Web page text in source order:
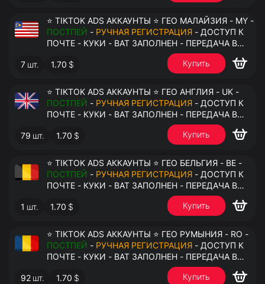
⭐ TIKTOK ADS АККАУНТЫ ⭐ ГЕО МАЛАЙЗИЯ - MY -
ПОСТПЕЙ - РУЧНАЯ РЕГИСТРАЦИЯ - ДОСТУП К
ПОЧТЕ - КУКИ - ВАТ ЗАПОЛНЕН - ПЕРЕДАЧА В
7 шт. 1.70 $ Купить
⭐ TIKTOK ADS АККАУНТЫ ⭐ ГЕО АНГЛИЯ - UK -
ПОСТПЕЙ - РУЧНАЯ РЕГИСТРАЦИЯ - ДОСТУП К
ПОЧТЕ - КУКИ - ВАТ ЗАПОЛНЕН - ПЕРЕДАЧА В
79 шт. 1.70 $ Купить
⭐ TIKTOK ADS АККАУНТЫ ⭐ ГЕО БЕЛЬГИЯ - BE -
ПОСТПЕЙ - РУЧНАЯ РЕГИСТРАЦИЯ - ДОСТУП К
ПОЧТЕ - КУКИ - ВАТ ЗАПОЛНЕН - ПЕРЕДАЧА В
1 шт. 1.70 $ Купить
⭐ TIKTOK ADS АККАУНТЫ ⭐ ГЕО РУМЫНИЯ - RO -
ПОСТПЕЙ - РУЧНАЯ РЕГИСТРАЦИЯ - ДОСТУП К
ПОЧТЕ - КУКИ - ВАТ ЗАПОЛНЕН - ПЕРЕДАЧА В
92 шт. 1.70 $ Купить